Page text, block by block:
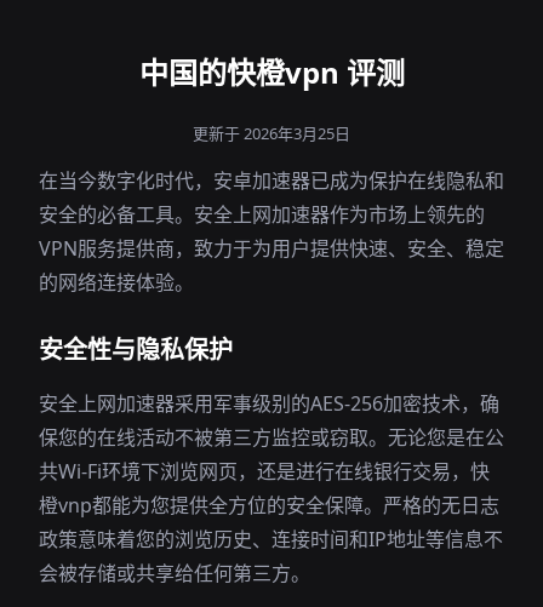
中国的快橙vpn 评测
更新于 2026年3月25日
在当今数字化时代，安卓加速器已成为保护在线隐私和
安全的必备工具。安全上网加速器作为市场上领先的
VPN服务提供商，致力于为用户提供快速、安全、稳定
的网络连接体验。
安全性与隐私保护
安全上网加速器采用军事级别的AES-256加密技术，确
保您的在线活动不被第三方监控或窃取。无论您是在公
共Wi-Fi环境下浏览网页，还是进行在线银行交易，快
橙vnp都能为您提供全方位的安全保障。严格的无日志
政策意味着您的浏览历史、连接时间和IP地址等信息不
会被存储或共享给任何第三方。